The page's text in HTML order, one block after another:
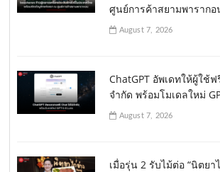
ศูนย์การค้าสยามพารากอ
August 7, 2026
ChatGPT อัพเดทให้ผู้ใช้
จำกัด พร้อมโมเดลใหม่
August 7, 2026
เมื่อรุ่น 2 รับไม้ต่อ “นิตยา